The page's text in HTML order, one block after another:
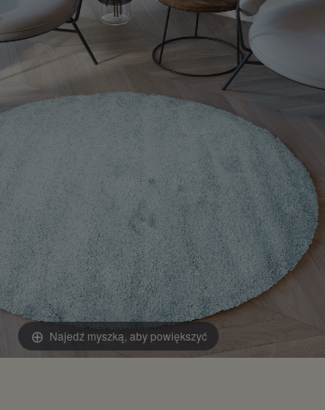
Najedź myszką, aby powiększyć